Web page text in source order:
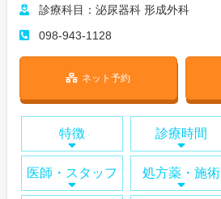
診療科目：泌尿器科 形成外科
098-943-1128
ネット予約
特徴 診療時間
医師・スタッフ 処方薬・施術